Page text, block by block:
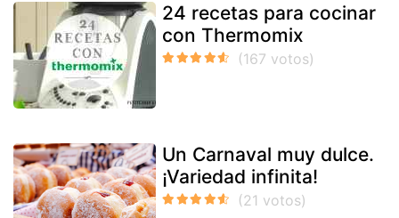
24 recetas para cocinar
con Thermomix
Un Carnaval muy dulce.
¡Variedad infinita!